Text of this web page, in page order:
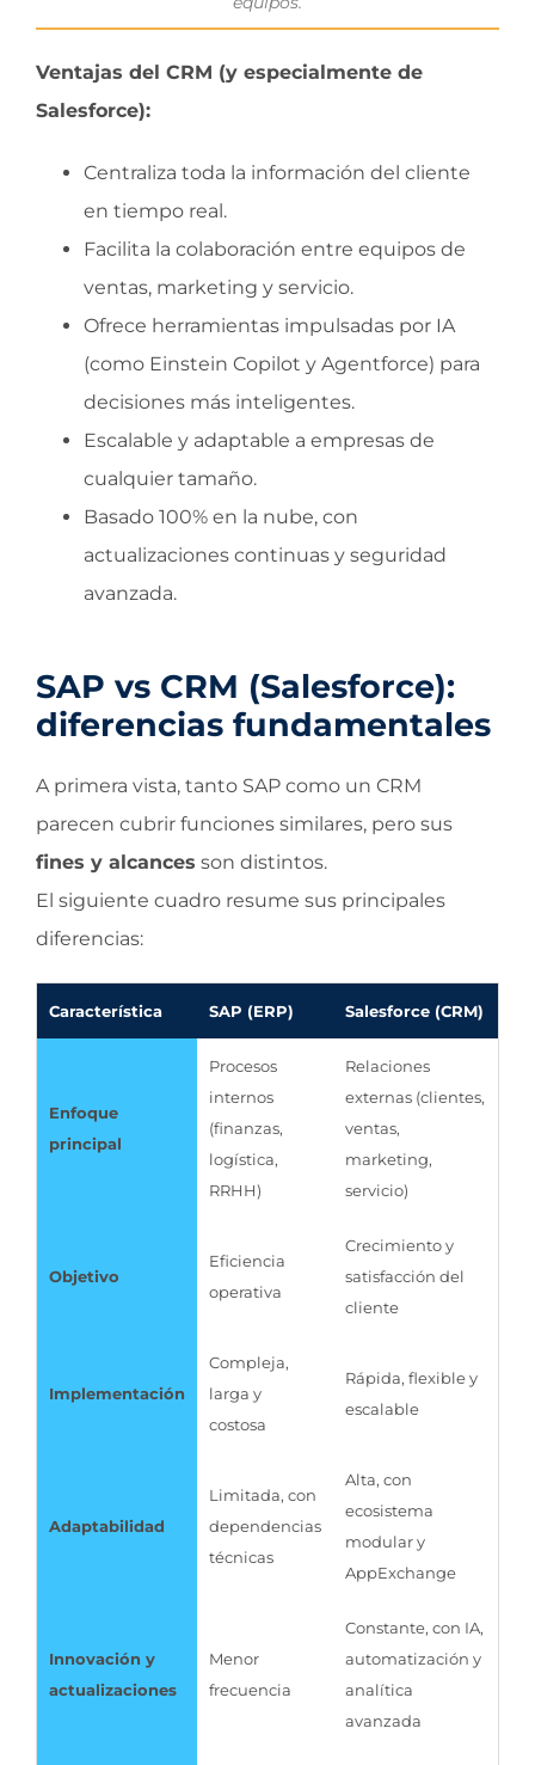
Ventajas del CRM (y especialmente de
Salesforce):
Centraliza toda la información del cliente
en tiempo real.
Facilita la colaboración entre equipos de
ventas, marketing y servicio.
Ofrece herramientas impulsadas por IA
(como Einstein Copilot y Agentforce) para
decisiones más inteligentes.
Escalable y adaptable a empresas de
cualquier tamaño.
Basado 100% en la nube, con
actualizaciones continuas y seguridad
avanzada.
SAP vs CRM (Salesforce):
diferencias fundamentales
A primera vista, tanto SAP como un CRM
parecen cubrir funciones similares, pero sus
fines y alcances son distintos.
El siguiente cuadro resume sus principales
diferencias:
Característica SAP (ERP) Salesforce (CRM)
Enfoque
principal
Procesos
internos
(finanzas,
logística,
RRHH)
Relaciones
externas (clientes,
ventas,
marketing,
servicio)
Objetivo
Eficiencia
operativa
Crecimiento y
satisfacción del
cliente
Implementación
Compleja,
larga y
costosa
Rápida, flexible y
escalable
Adaptabilidad
Limitada, con
dependencias
técnicas
Alta, con
ecosistema
modular y
AppExchange
Innovación y
actualizaciones
Menor
frecuencia
Constante, con IA,
automatización y
analítica
avanzada